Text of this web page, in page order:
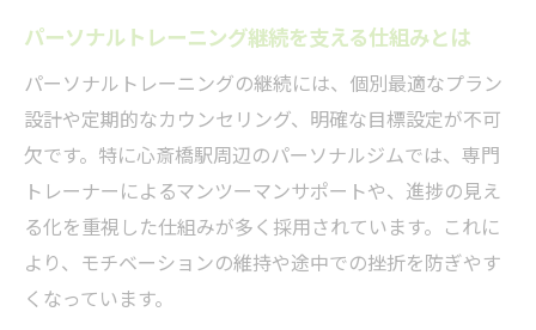
パーソナルトレーニング継続を支える仕組みとは
パーソナルトレーニングの継続には、個別最適なプラン
設計や定期的なカウンセリング、明確な目標設定が不可
欠です。特に心斎橋駅周辺のパーソナルジムでは、専門
トレーナーによるマンツーマンサポートや、進捗の見え
る化を重視した仕組みが多く採用されています。これに
より、モチベーションの維持や途中での挫折を防ぎやす
くなっています。